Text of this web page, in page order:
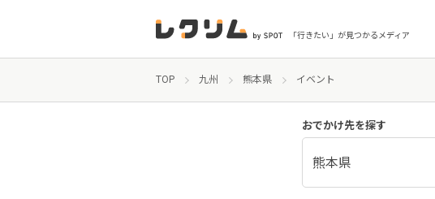
「行きたい」が見つかるメディア
TOP 九州 熊本県 イベント
おでかけ先を探す
熊本県